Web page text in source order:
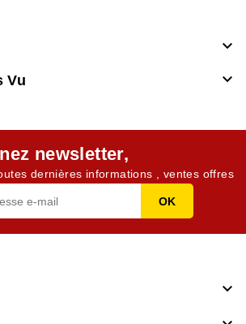

Vu 
newsletter,
dernières informations , ventes offres
